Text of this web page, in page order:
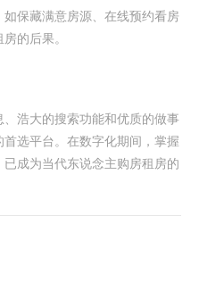
保藏满意房源、在线预约看房
的后果。
浩大的搜索功能和优质的做事
选平台。在数字化期间，掌握
成为当代东说念主购房租房的